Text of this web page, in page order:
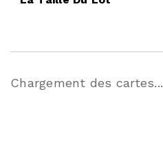
Chargement des cartes...